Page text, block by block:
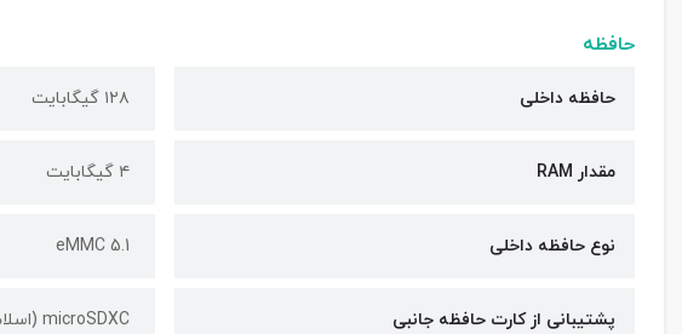
حافظه
حافظه داخلی ۱۲۸ گیگابایت
مقدار RAM ۴ گیگابایت
نوع حافظه داخلی eMMC 5.1
پشتیبانی از کارت حافظه جانبی microSDXC (اسلات اختصاصی)